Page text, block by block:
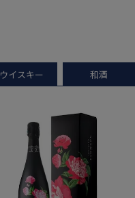
ウイスキー 和酒